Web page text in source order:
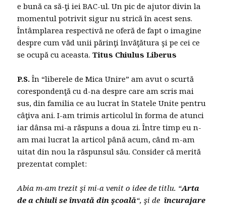
e bună ca să-ţi iei BAC-ul. Un pic de ajutor divin la
momentul potrivit sigur nu strică în acest sens.
Întâmplarea respectivă ne oferă de fapt o imagine
despre cum văd unii părinţi învăţătura şi pe cei ce
se ocupă cu aceasta.Titus Chiulus Liberus
P.S. În “liberele de Mica Unire” am avut o scurtă
corespondenţă cu d-na despre care am scris mai
sus, din familia ce au lucrat în Statele Unite pentru
câţiva ani. I-am trimis articolul în forma de atunci
iar dânsa mi-a răspuns a doua zi. Între timp eu n-
am mai lucrat la articol până acum, când m-am
uitat din nou la răspunsul său. Consider că merită
prezentat complet:
Abia m-am trezit şi mi-a venit o idee de titlu. “Arta
de a chiuli se învată din şcoală“, şi deîncurajare